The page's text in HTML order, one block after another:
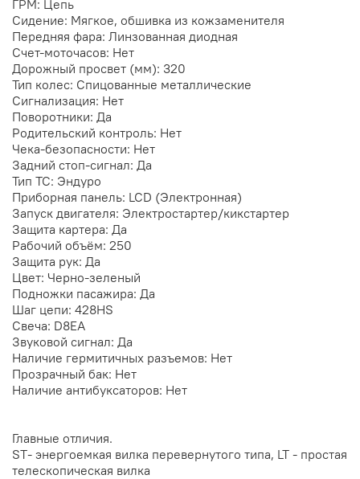
ГРМ: Цепь
Сидение: Мягкое, обшивка из кожзаменителя
Передняя фара: Линзованная диодная
Счет-моточасов: Нет
Дорожный просвет (мм): 320
Тип колес: Спицованные металлические
Сигнализация: Нет
Поворотники: Да
Родительский контроль: Нет
Чека-безопасности: Нет
Задний стоп-сигнал: Да
Тип ТС: Эндуро
Приборная панель: LCD (Электронная)
Запуск двигателя: Электростартер/кикстартер
Защита картера: Да
Рабочий объём: 250
Защита рук: Да
Цвет: Черно-зеленый
Подножки пасажира: Да
Шаг цепи: 428HS
Свеча: D8EA
Звуковой сигнал: Да
Наличие гермитичных разъемов: Нет
Прозрачный бак: Нет
Наличие антибуксаторов: Нет
Главные отличия.
ST- энергоемкая вилка перевернутого типа, LT - простая
телескопическая вилка